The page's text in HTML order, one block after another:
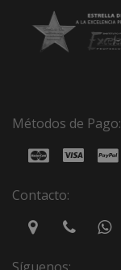
Métodos de Pago:
Contacto: